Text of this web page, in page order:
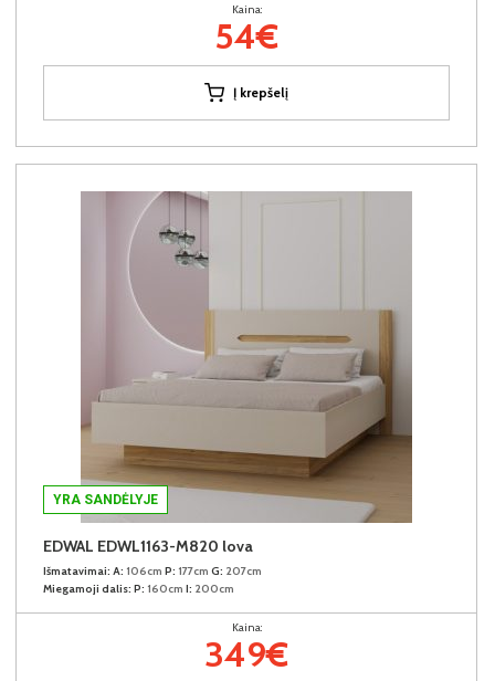
Kaina:
54€
Į krepšelį
YRA SANDĖLYJE
EDWAL EDWL1163-M820 lova
Išmatavimai: A: 106cm P: 177cm G: 207cm
Miegamoji dalis: P: 160cm I: 200cm
Kaina:
349€